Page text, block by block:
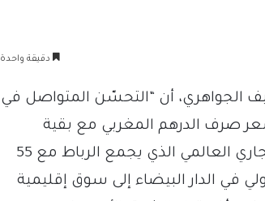
دقيقة واحدة
الجواهري، أن “التحسّن المتواصل في
سعر صرف الدرهم المغربي مع بقية
العملات الدولية، لمواكبة الإنفتاح الإقتصادي والتجاري العالمي الذي يجمع الرباط مع 55
في الدار البيضاء إلى سوق إقليمية